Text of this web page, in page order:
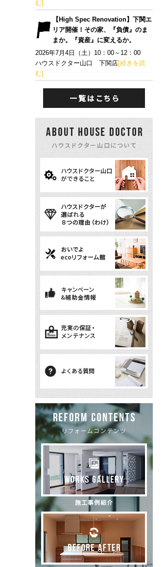
む]
【High Spec Renovation】下関エ
リア開催！その家、『負債』のま
まか。『資産』に変えるか。
2026年7月4日（土）10：00～12：00
ハウスドクター山口 下関店[続きを読
む]